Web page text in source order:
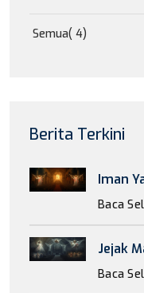
Semua( 4)
Berita Terkini
Iman
Baca
Jejak
Baca